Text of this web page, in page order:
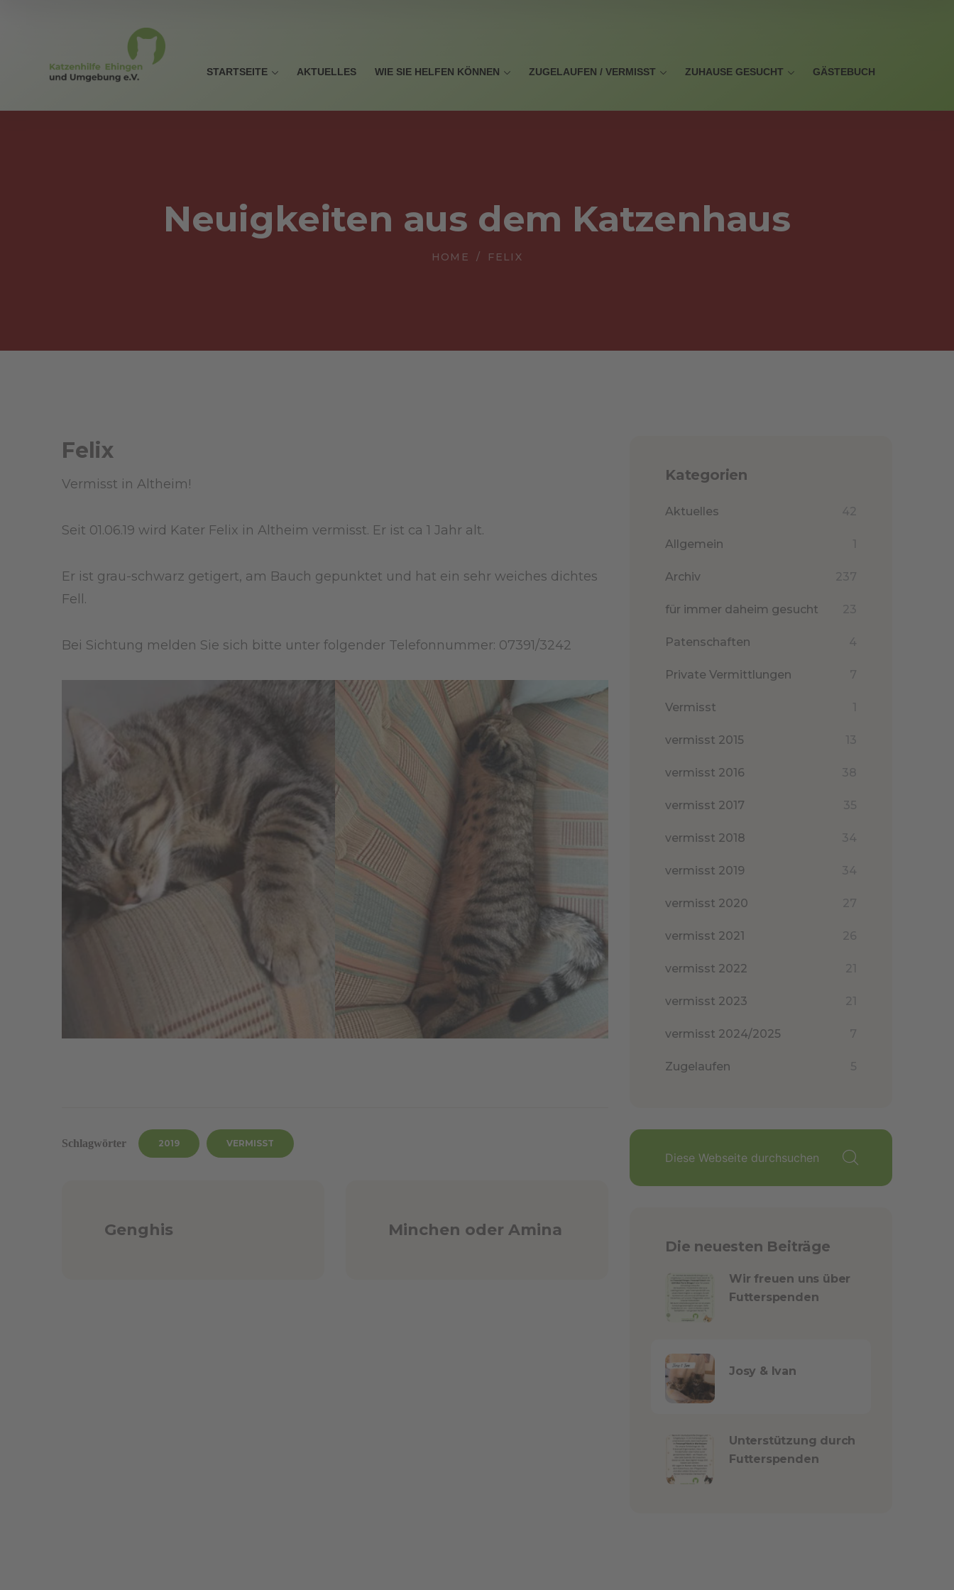
STARTSEITE AKTUELLES WIE SIE HELFEN KÖNNEN ZUGELAUFEN / VERMISST ZUHAUSE GESUCHT GÄSTEBUCH
HOME FELIX
Neuigkeiten aus dem Katzenhaus
Felix
Vermisst in Altheim!
Seit 01.06.19 wird Kater Felix in Altheim vermisst. Er ist ca 1 Jahr alt.
Er ist grau-schwarz getigert, am Bauch gepunktet und hat ein sehr weiches dichtes
Fell.
Bei Sichtung melden Sie sich bitte unter folgender Telefonnummer: 07391/3242
Schlagwörter 2019 VERMISST
Genghis Minchen oder Amina
Kategorien
Aktuelles 42
Allgemein 1
Archiv 237
für immer daheim gesucht 23
Patenschaften 4
Private Vermittlungen 7
Vermisst 1
vermisst 2015 13
vermisst 2016 38
vermisst 2017 35
vermisst 2018 34
vermisst 2019 34
vermisst 2020 27
vermisst 2021 26
vermisst 2022 21
vermisst 2023 21
vermisst 2024/2025 7
Zugelaufen 5
Die neuesten Beiträge
Wir freuen uns über
Futterspenden
Josy & Ivan
Unterstützung durch
Futterspenden